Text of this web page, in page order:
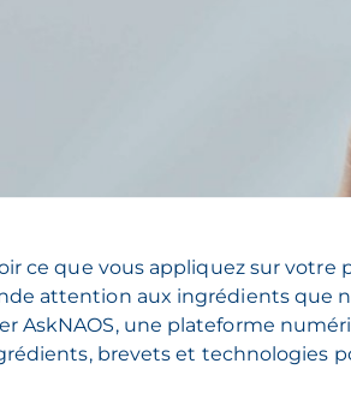
ce que vous appliquez sur votre
attention aux ingrédients que
AskNAOS, une plateforme
brevets et technologies